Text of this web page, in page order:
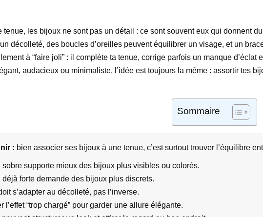
tenue, les bijoux ne sont pas un détail : ce sont souvent eux qui donnent
décolleté, des boucles d’oreilles peuvent équilibrer un visage, et un
à “faire joli” : il complète ta tenue, corrige parfois un manque
audacieux ou minimaliste, l’idée est toujours la même : assortir tes
Sommaire
: bien associer ses bijoux à une tenue, c’est surtout trouver l’équilibre
sobre supporte mieux des bijoux plus visibles ou colorés.
déjà forte demande des bijoux plus discrets.
s’adapter au décolleté, pas l’inverse.
l’effet “trop chargé” pour garder une allure élégante.